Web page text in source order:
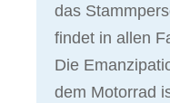
das
findet in allen
Die
dem Motorrad